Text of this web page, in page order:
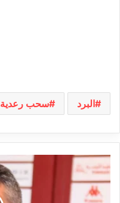
البرد سحب رعدية
جلال
القادري
يقترب
من